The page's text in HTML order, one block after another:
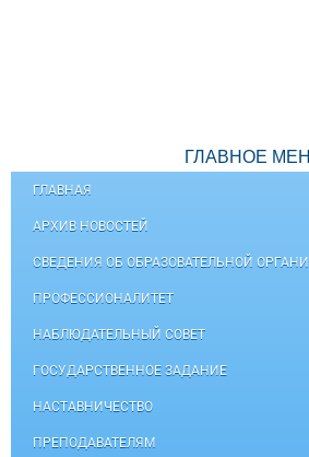
ГЛАВНОЕ
ГЛАВНАЯ
АРХИВ НОВОСТЕЙ
СВЕДЕНИЯ ОБ ОБРАЗОВАТЕЛЬНОЙ
ПРОФЕССИОНАЛИТЕТ
НАБЛЮДАТЕЛЬНЫЙ СОВЕТ
ГОСУДАРСТВЕННОЕ ЗАДАНИЕ
НАСТАВНИЧЕСТВО
ПРЕПОДАВАТЕЛЯМ